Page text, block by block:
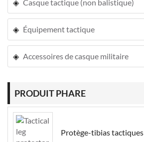
Casque tactique (non balistique)
Équipement tactique
Accessoires de casque militaire
PRODUIT PHARE
Protège-tibias tactiques